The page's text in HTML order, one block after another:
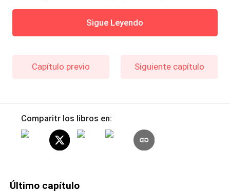
Sigue Leyendo
Capítulo previo Siguiente capítulo
Comparitr los libros en:
Último capítulo